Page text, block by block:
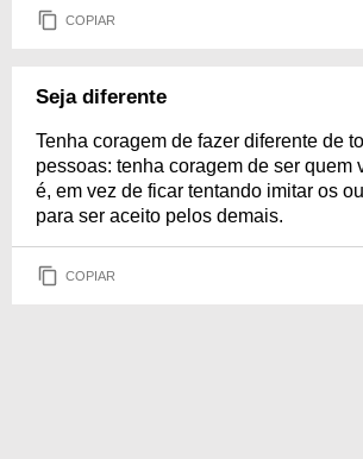
COPIAR
Seja diferente
Tenha coragem de fazer diferente de
pessoas: tenha coragem de ser quem
é, em vez de ficar tentando imitar os
para ser aceito pelos demais.
COPIAR